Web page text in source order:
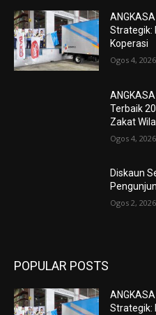
Strategik:
Koperasi
Ogos 4, 2026
Terbaik
Zakat
Ogos 4, 2026
Diskaun
Ogos 2, 2026
POPULAR POSTS
Strategik: